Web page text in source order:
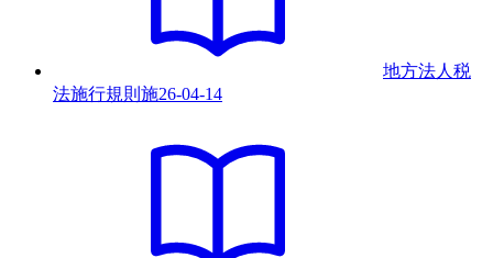
地方法人税
法施行規則 施26-04-14